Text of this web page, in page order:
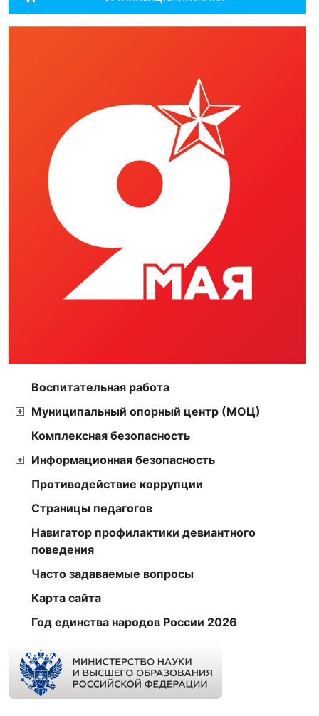
Воспитательная работа
Муниципальный опорный центр (МОЦ)
Комплексная безопасность
Информационная безопасность
Противодействие коррупции
Страницы педагогов
Навигатор профилактики девиантного
поведения
Часто задаваемые вопросы
Карта сайта
Год единства народов России 2026